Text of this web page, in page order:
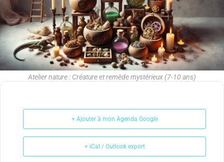
Atelier nature : Créature et remède mystérieux (7-10 ans)
+ Ajouter à mon Agenda Google
+ iCal / Outlook export